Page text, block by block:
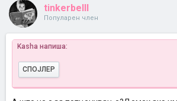
tinkerbelll
Популарен член
Kasha напиша:
СПОЈЛЕР